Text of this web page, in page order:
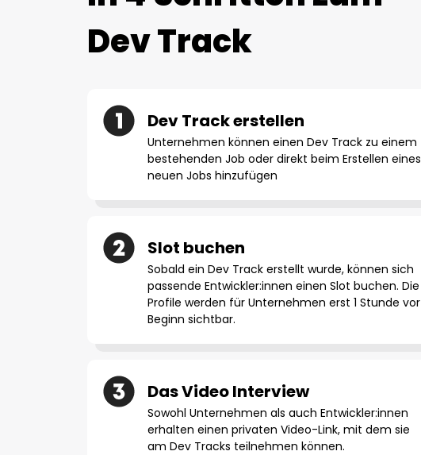
Dev Track
Dev Track erstellen
Unternehmen können einen Dev Track zu einem
bestehenden Job oder direkt beim Erstellen eines
neuen Jobs hinzufügen
Slot buchen
Sobald ein Dev Track erstellt wurde, können sich
passende Entwickler:innen einen Slot buchen. Die
Profile werden für Unternehmen erst 1 Stunde vor
Beginn sichtbar.
Das Video Interview
Sowohl Unternehmen als auch Entwickler:innen
erhalten einen privaten Video-Link, mit dem sie
am Dev Tracks teilnehmen können.